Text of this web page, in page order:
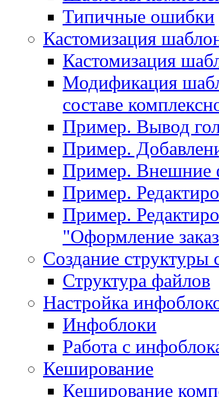
Типичные ошибки
Кастомизация
Кастомизация
Модификация
составе
Пример. Вывод
Пример.
Пример. Внешние
Пример.
Пример.
"Оформление
Создание структуры
Структура файлов
Настройка
Инфоблоки
Работа с
Кеширование
Кеширование